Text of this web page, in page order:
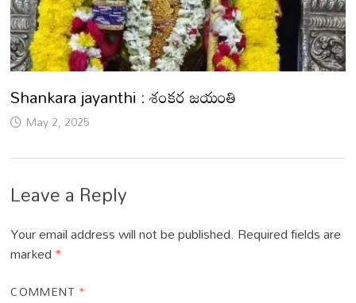
Shankara jayanthi : శంకర జయంతి
May 2, 2025
Leave a Reply
Your email address will not be published. Required fields are
marked*
COMMENT *